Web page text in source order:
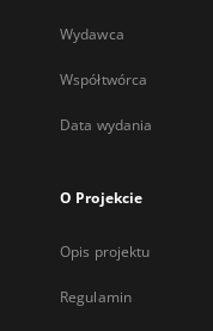
Wydawca
Współtwórca
Data wydania
O Projekcie
Opis projektu
Regulamin